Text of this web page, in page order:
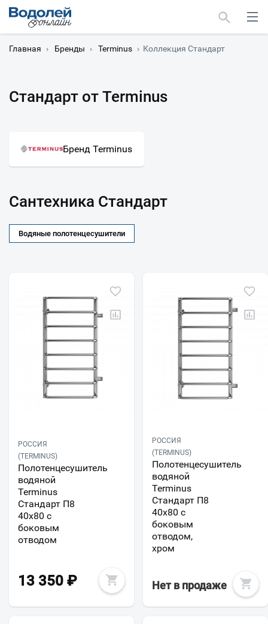
Главная › Бренды › Terminus › Коллекция Стандарт
Стандарт от Terminus
Бренд Terminus
Сантехника Стандарт
Водяные полотенцесушители
РОССИЯ
(TERMINUS)
Полотенцесушитель
водяной
Terminus
Стандарт П8
40х80 с
боковым
отводом
13 350 ₽
РОССИЯ
(TERMINUS)
Полотенцесушитель
водяной
Terminus
Стандарт П8
40х80 с
боковым
отводом,
хром
Нет в продаже